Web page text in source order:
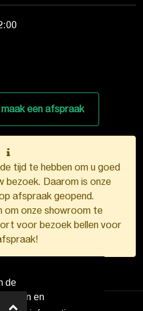
de
en
maak een afspraak
tijd te hebben om u goed
bezoek. Daarom is onze
afspraak geopend.
om onze showroom te
voor bezoek bellen voor